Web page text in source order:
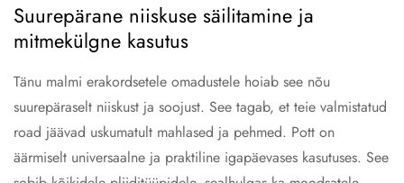
Suurepärane niiskuse säilitamine ja
mitmekülgne kasutus
Tänu malmi erakordsetele omadustele hoiab see nõu
suurepäraselt niiskust ja soojust. See tagab, et teie valmistatud
road jäävad uskumatult mahlased ja pehmed. Pott on
äärmiselt universaalne ja praktiline igapäevases kasutuses. See